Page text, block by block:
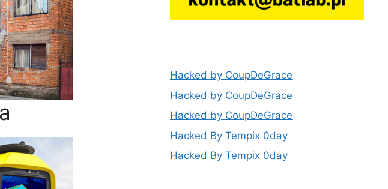
Hacked by CoupDeGrace
Hacked by CoupDeGrace
Hacked by CoupDeGrace
Hacked By Tempix 0day
Hacked By Tempix 0day